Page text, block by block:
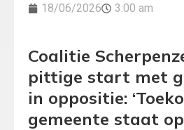
18/06/2026 3:00 am
Coalitie
pittige start met
in oppositie:
gemeente staat op